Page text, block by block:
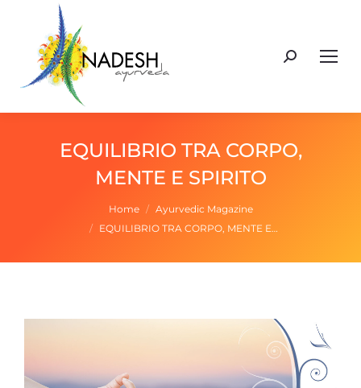
Cerca:
EQUILIBRIO TRA CORPO,
MENTE E SPIRITO
Home
Ayurvedic Magazine
EQUILIBRIO TRA CORPO, MENTE E…